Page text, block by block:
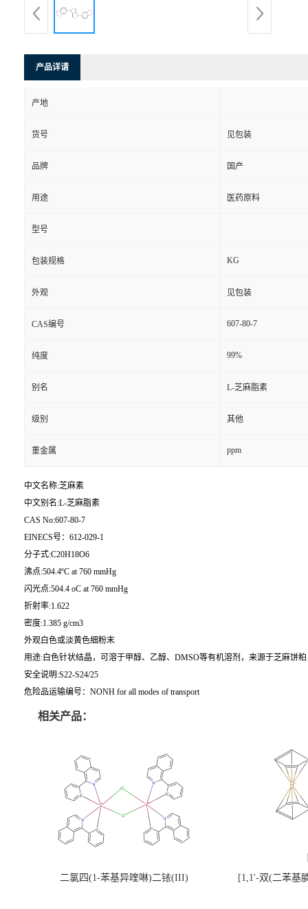
产品详请
产地
货号 见包装
品牌 国产
用途 医药原料
型号
包装规格 KG
外观 见包装
CAS编号 607-80-7
纯度 99%
别名 L-芝麻脂素
级别 其他
重金属 ppm
中文名称:芝麻素
中文别名:L-芝麻脂素
CAS No:607-80-7
EINECS号：612-029-1
分子式:C20H18O6
沸点:504.4ºC at 760 mmHg
闪光点:504.4 oC at 760 mmHg
折射率:1.622
密度:1.385 g/cm3
外观白色或淡黄色细粉末
用途:白色针状结晶，可溶于甲醇、乙醇、DMSO等有机溶剂，来源于芝麻饼
安全说明:S22-S24/25
危险品运输编号：NONH for all modes of transport
相关产品：
二氯四(1-苯基异喹啉)二铱(III) [1,1'-双(二苯基